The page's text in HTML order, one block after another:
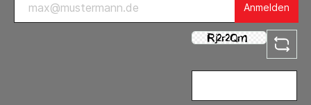
Anmelden